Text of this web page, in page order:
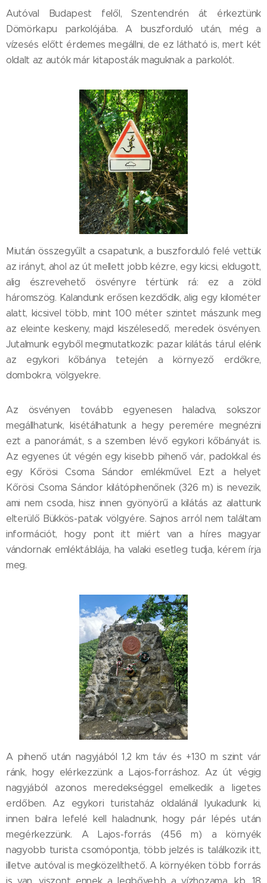
Autóval Budapest felől, Szentendrén át érkeztünk
Dömörkapu parkolójába. A buszforduló után, még a
vízesés előtt érdemes megállni, de ez látható is, mert két
oldalt az autók már kitaposták maguknak a parkolót.
Miután összegyűlt a csapatunk, a buszforduló felé vettük
az irányt, ahol az út mellett jobb kézre, egy kicsi, eldugott,
alig észrevehető ösvényre tértünk rá: ez a zöld
háromszög. Kalandunk erősen kezdődik, alig egy kilométer
alatt, kicsivel több, mint 100 méter szintet mászunk meg
az eleinte keskeny, majd kiszélesedő, meredek ösvényen.
Jutalmunk egyből megmutatkozik: pazar kilátás tárul elénk
az egykori kőbánya tetején a környező erdőkre,
dombokra, völgyekre.
Az ösvényen tovább egyenesen haladva, sokszor
megállhatunk, kisétálhatunk a hegy peremére megnézni
ezt a panorámát, s a szemben lévő egykori kőbányát is.
Az egyenes út végén egy kisebb pihenő vár, padokkal és
egy Kőrösi Csoma Sándor emlékművel. Ezt a helyet
Kőrösi Csoma Sándor kilátópihenőnek (326 m) is nevezik,
ami nem csoda, hisz innen gyönyörű a kilátás az alattunk
elterülő Bükkös-patak völgyére. Sajnos arról nem találtam
információt, hogy pont itt miért van a híres magyar
vándornak emléktáblája, ha valaki esetleg tudja, kérem írja
meg.
A pihenő után nagyjából 1,2 km táv és +130 m szint vár
ránk, hogy elérkezzünk a Lajos-forráshoz. Az út végig
nagyjából azonos meredekséggel emelkedik a ligetes
erdőben. Az egykori turistaház oldalánál lyukadunk ki,
innen balra lefelé kell haladnunk, hogy pár lépés után
megérkezzünk. A Lajos-forrás (456 m) a környék
nagyobb turista csomópontja, több jelzés is találkozik itt,
illetve autóval is megközelíthető. A környéken több forrás